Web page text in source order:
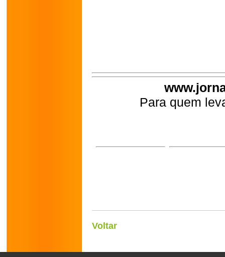
Para quem
Voltar